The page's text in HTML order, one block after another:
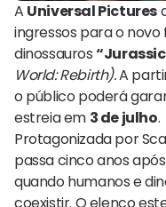
A Universal Pictures
ingressos para o
dinossauros
World: Rebirth).A
o público poderá
estreia em 3 de julho.
Protagonizada por
passa cinco anos
quando humanos e